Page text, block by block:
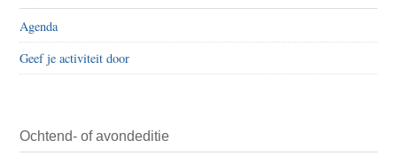
Agenda
Geef je activiteit door
Ochtend- of avondeditie